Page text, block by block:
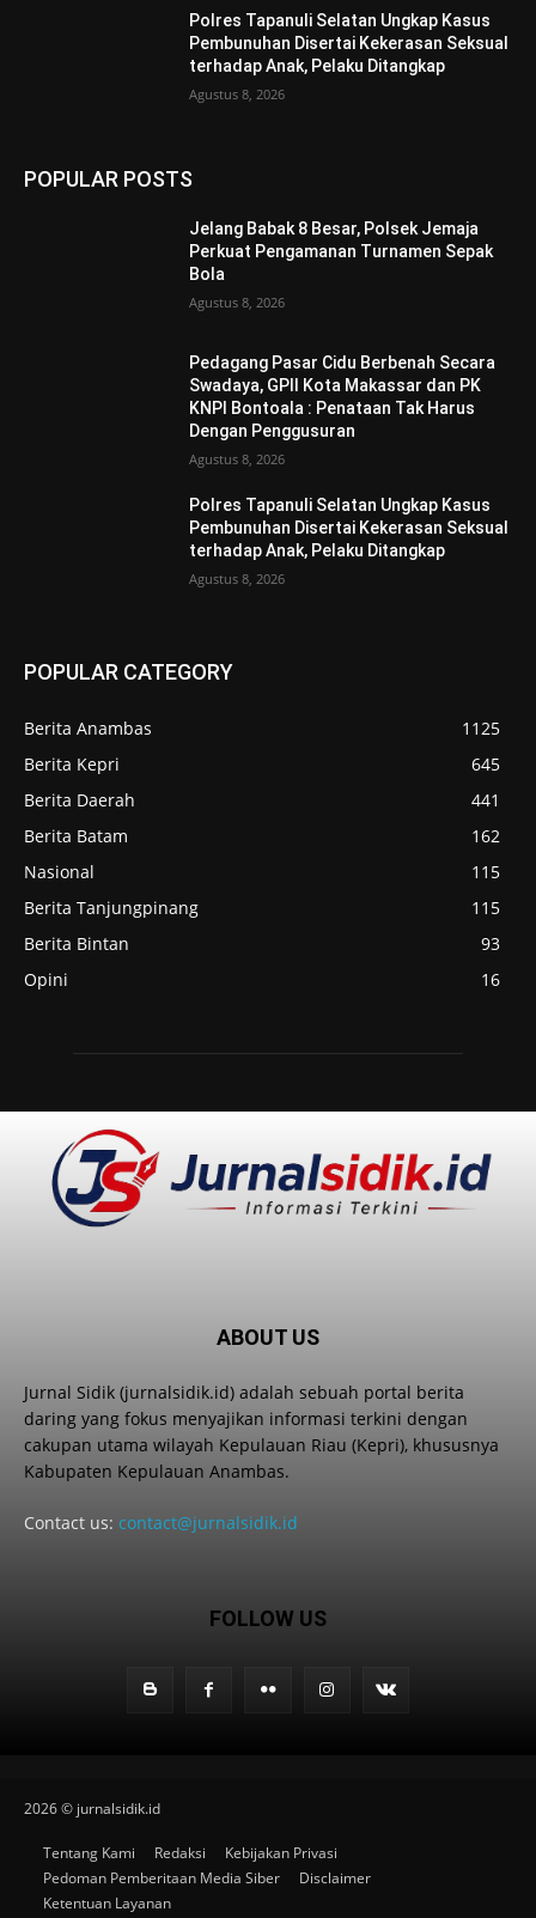
Polres Tapanuli Selatan Ungkap Kasus
Pembunuhan Disertai Kekerasan Seksual
terhadap Anak, Pelaku Ditangkap
Agustus 8, 2026
POPULAR POSTS
Jelang Babak 8 Besar, Polsek Jemaja
Perkuat Pengamanan Turnamen Sepak
Bola
Agustus 8, 2026
Pedagang Pasar Cidu Berbenah Secara
Swadaya, GPII Kota Makassar dan PK
KNPI Bontoala : Penataan Tak Harus
Dengan Penggusuran
Agustus 8, 2026
Polres Tapanuli Selatan Ungkap Kasus
Pembunuhan Disertai Kekerasan Seksual
terhadap Anak, Pelaku Ditangkap
Agustus 8, 2026
POPULAR CATEGORY
Berita Anambas
1125
Berita Kepri
645
Berita Daerah
441
Berita Batam
162
Nasional
115
Berita Tanjungpinang
115
Berita Bintan
93
Opini
16
ABOUT US
Jurnal Sidik (jurnalsidik.id) adalah sebuah portal berita
daring yang fokus menyajikan informasi terkini dengan
cakupan utama wilayah Kepulauan Riau (Kepri), khususnya
Kabupaten Kepulauan Anambas.
Contact us: contact@jurnalsidik.id
FOLLOW US
2026 © jurnalsidik.id
Tentang Kami Redaksi
Kebijakan Privasi
Pedoman Pemberitaan Media Siber
Disclaimer
Ketentuan Layanan